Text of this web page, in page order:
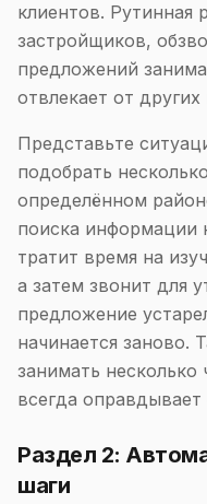
клиентов. Рутинная
застройщиков,
предложений
отвлекает от
Представьте
подобрать
определённом
поиска информации
тратит время на
а затем звонит для
предложение
начинается заново.
занимать несколько
всегда
Раздел 2:
шаги